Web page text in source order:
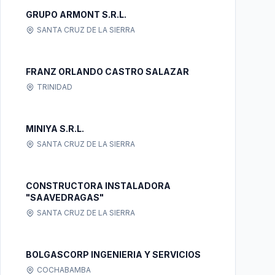
GRUPO ARMONT S.R.L.
SANTA CRUZ DE LA SIERRA
FRANZ ORLANDO CASTRO SALAZAR
TRINIDAD
MINIYA S.R.L.
SANTA CRUZ DE LA SIERRA
CONSTRUCTORA INSTALADORA
"SAAVEDRAGAS"
SANTA CRUZ DE LA SIERRA
BOLGASCORP INGENIERIA Y SERVICIOS
COCHABAMBA